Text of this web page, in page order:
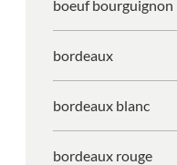
boeuf bourguignon
bordeaux
bordeaux blanc
bordeaux rouge